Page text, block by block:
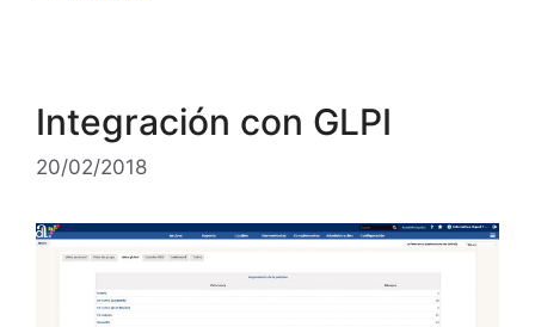
Integración con GLPI
20/02/2018